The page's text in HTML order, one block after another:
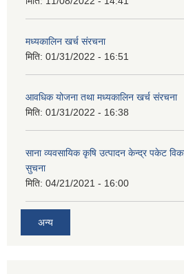
मध्यकालिन खर्च संरचना
मिति: 01/31/2022 - 16:51
आवधिक योजना तथा मध्यकालिन खर्च संरचना
मिति: 01/31/2022 - 16:38
साना व्यवसायिक कृषि उत्पादन केन्द्र पकेट
सुचना
मिति: 04/21/2021 - 16:00
अन्य